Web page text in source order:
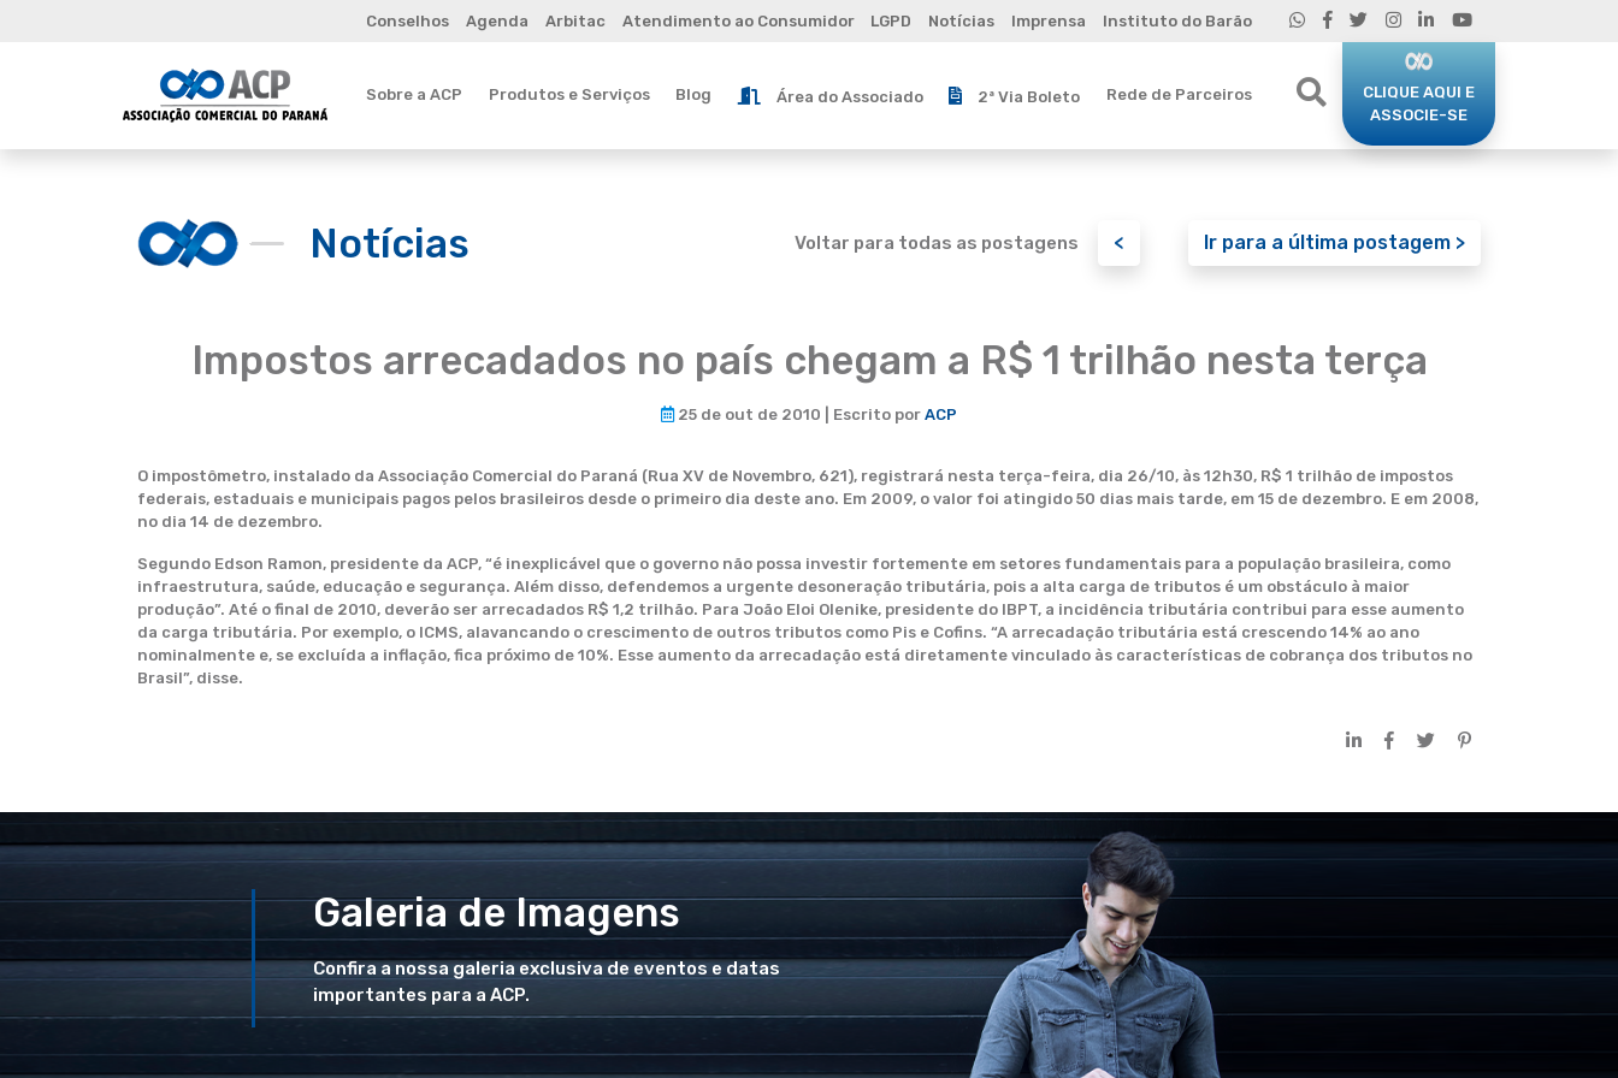
Conselhos Agenda Arbitac Atendimento ao Consumidor LGPD Notícias Imprensa Instituto do Barão
Sobre a ACP Produtos e Serviços Blog Área do Associado 2ª Via Boleto Rede de Parceiros
CLIQUE AQUI E
ASSOCIE-SE
Notícias Voltar para todas as postagens < Ir para a última postagem >
Impostos arrecadados no país chegam a R$ 1 trilhão nesta terça
25 de out de 2010 | Escrito por ACP
O impostômetro, instalado da Associação Comercial do Paraná (Rua XV de Novembro, 621), registrará nesta terça-feira, dia 26/10, às 12h30, R$ 1 trilhão de impostos
federais, estaduais e municipais pagos pelos brasileiros desde o primeiro dia deste ano. Em 2009, o valor foi atingido 50 dias mais tarde, em 15 de dezembro. E em 2008,
no dia 14 de dezembro.
Segundo Edson Ramon, presidente da ACP, “é inexplicável que o governo não possa investir fortemente em setores fundamentais para a população brasileira, como
infraestrutura, saúde, educação e segurança. Além disso, defendemos a urgente desoneração tributária, pois a alta carga de tributos é um obstáculo à maior
produção”. Até o final de 2010, deverão ser arrecadados R$ 1,2 trilhão. Para João Eloi Olenike, presidente do IBPT, a incidência tributária contribui para esse aumento
da carga tributária. Por exemplo, o ICMS, alavancando o crescimento de outros tributos como Pis e Cofins. “A arrecadação tributária está crescendo 14% ao ano
nominalmente e, se excluída a inflação, fica próximo de 10%. Esse aumento da arrecadação está diretamente vinculado às características de cobrança dos tributos no
Brasil”, disse.
Galeria de Imagens
Confira a nossa galeria exclusiva de eventos e datas
importantes para a ACP.